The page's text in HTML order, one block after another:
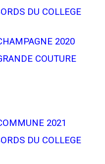
DU COLLEGE
2020
COUTURE
2021
DU COLLEGE